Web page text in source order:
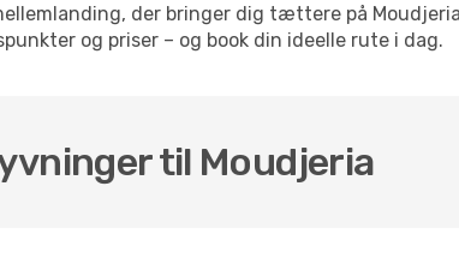
der bringer dig tættere på
og priser – og book din ideelle rute i dag.
til Moudjeria